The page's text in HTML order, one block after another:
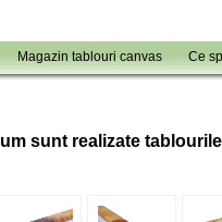
Magazin tablouri canvas Ce
um sunt realizate